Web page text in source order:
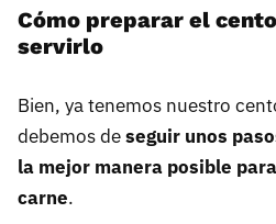
Cómo preparar el
servirlo
Bien, ya tenemos nuestro
debemos deseguir unos
la mejor manera posible
carne.